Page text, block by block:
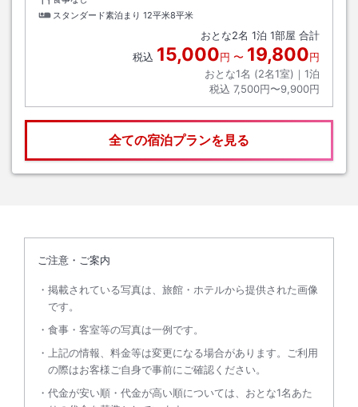
スタンダード素泊まり 12平米8平米
おとな2名 1泊 1部屋 合計
税込 15,000円 〜 19,800円
おとな1名 (2名1室)｜ 1泊
税込 7,500円〜9,900円
全ての宿泊プランを見る
ご注意・ご案内
掲載されている写真は、旅館・ホテルから提供された画像
です。
食事・客室等の写真は一例です。
上記の情報、料金等は変更になる場合があります。ご利用
の際はお客様ご自身で事前にご確認ください。
代金が安い順・代金が高い順については、おとな1名あた